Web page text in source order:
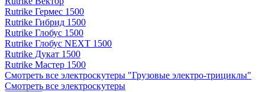
Rutrike Гермес 1500
Rutrike Гибрид 1500
Rutrike Глобус 1500
Rutrike Глобус NEXT 1500
Rutrike Дукат 1500
Rutrike Мастер 1500
Смотреть все электро­скутеры "Грузовые электро‑трициклы"
Смотреть все электро­скутеры